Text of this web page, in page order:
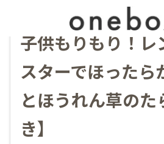
子供もりもり！レ
スターでほったら
とほうれん草の
き】